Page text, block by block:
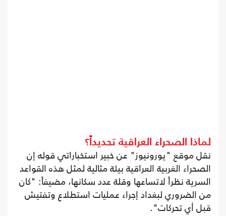
لماذا الصحراء العراقية تحديداً؟
نقل موقع "يورونيوز" عن خبير استخباراتي قوله إن
الصحراء الغربية العراقية بيئة مثالية لمثل هذه القواعد
السرية نظراً لاتساعها وقلة عدد سكانها، مضيفاً: "كان
من الضروري لبغداد إجراء عمليات استطلاع وتفتيش
قبل أي تحركات".